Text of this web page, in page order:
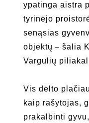
ypatinga aistra
tyrinėjo
senąsias
objektų – šalia
Vargulių
Vis dėlto
kaip rašytojas,
prakalbinti